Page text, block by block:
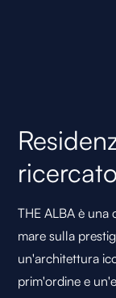
THE ALBA è
mare sulla
un'architettura
prim'ordine e